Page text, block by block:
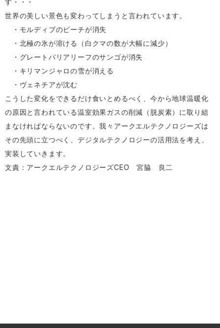
す・・・
世界の美しい景色も変わってしまうと言われています。
・モルディブのビーチが消失
・北極の氷が溶ける（白クマの数が大幅に減少）
・グレートバリアリーフのサンゴが消失
・キリマンジャロの雪が消える
・ヴェネチアが沈む
こうした変化をできるだけ食いとめるべく、今から地球温暖化
の原因と言われている温室効果ガスの削減（脱炭素）に取り組
まなければならないのです。我々アークエルテクノロジーズは
その先頭に立つべく、デジタルテクノロジーの活用法を考え、
実装していきます。
文責：アークエルテクノロジーズCEO 宮脇 良二